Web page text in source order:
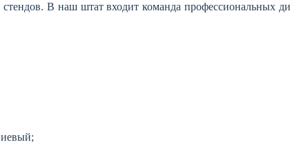
В наш штат входит команда профессиональных